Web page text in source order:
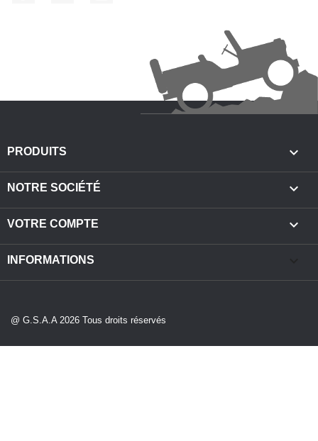
PRODUITS 
NOTRE SOCIÉTÉ 
VOTRE COMPTE 
INFORMATIONS
@ G.S.A.A 2026 Tous droits réservés